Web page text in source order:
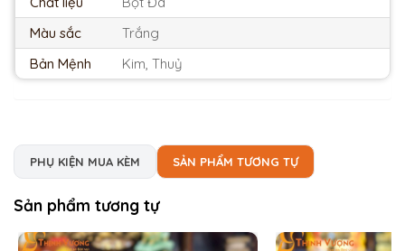
Màu sắc
Trắng
Bản Mệnh
Kim, Thuỷ
PHỤ KIỆN MUA KÈM SẢN PHẨM TƯƠNG TỰ
Sản phẩm tương tự